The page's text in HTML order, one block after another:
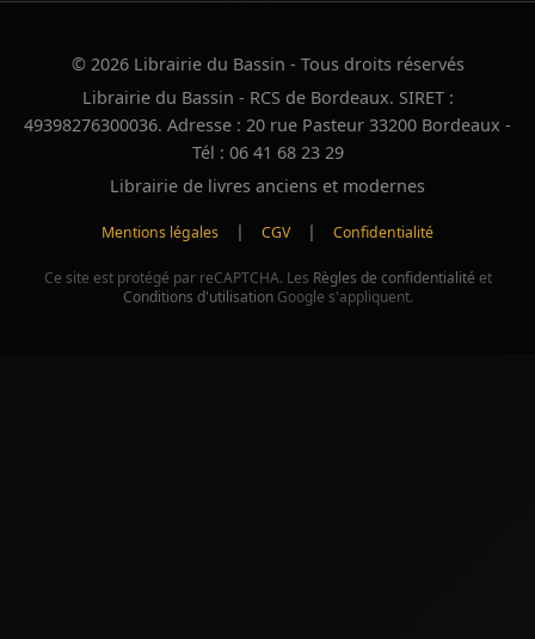
© 2026 Librairie du Bassin - Tous droits réservés
Librairie du Bassin - RCS de Bordeaux. SIRET :
49398276300036. Adresse : 20 rue Pasteur 33200 Bordeaux -
Tél : 06 41 68 23 29
Librairie de livres anciens et modernes
Mentions légales | CGV | Confidentialité
Ce site est protégé par reCAPTCHA. Les Règles de confidentialité et
Conditions d'utilisationGoogle s'appliquent.